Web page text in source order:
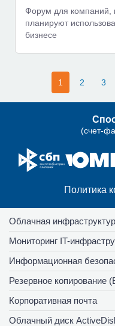
Форум для компаний,
планируют
бизнесе
1 2 3
(счет-
Политика
Облачная
Мониторинг IT-
Информационная
Резервное копирование
Корпоративная почта
Облачный диск